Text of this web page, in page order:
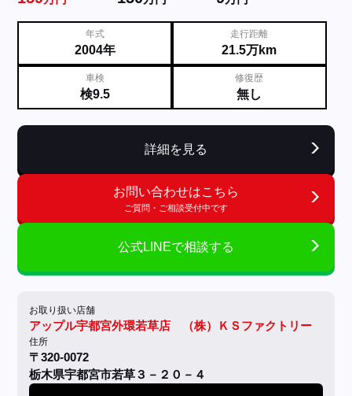
年式
2004年
走行距離
21.5万km
車検
検9.5
修復歴
無し
詳細を見る
お問い合わせはこちら
ご質問・ご相談受付中です
公式LINEで相談する
お取り扱い店舗
アップル宇都宮外環若草店 （株）ＫＳファクトリー
住所
〒320-0072
栃木県宇都宮市若草３－２０－４